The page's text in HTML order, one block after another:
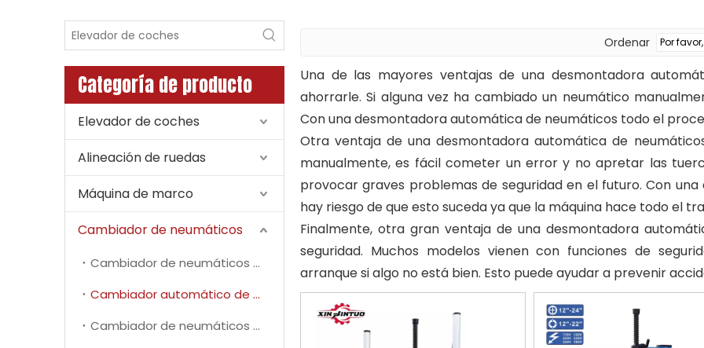
Categoría de producto
Elevador de coches
Alineación de ruedas
Máquina de marco
Cambiador de neumáticos
Cambiador de neumáticos manual
Cambiador automático de neumáticos
Cambiador de neumáticos de motocicleta
Ordenar
Una de las mayores ventajas de una desmontadora
ahorrarle. Si alguna vez ha cambiado un neumático
Con una desmontadora automática de neumáticos todo el
Otra ventaja de una desmontadora automática de
manualmente, es fácil cometer un error y no apretar las
provocar graves problemas de seguridad en el futuro. Con
hay riesgo de que esto suceda ya que la máquina hace todo el
Finalmente, otra gran ventaja de una desmontadora
seguridad. Muchos modelos vienen con funciones de
arranque si algo no está bien. Esto puede ayudar a prevenir